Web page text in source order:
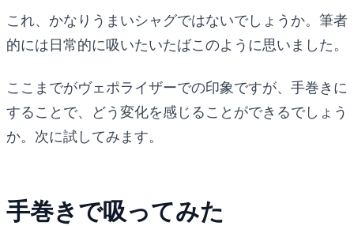
これ、かなりうまいシャグではないでしょうか。筆者
的には日常的に吸いたいたばこのように思いました。
ここまでがヴェポライザーでの印象ですが、手巻きに
することで、どう変化を感じることができるでしょう
か。次に試してみます。
手巻きで吸ってみた